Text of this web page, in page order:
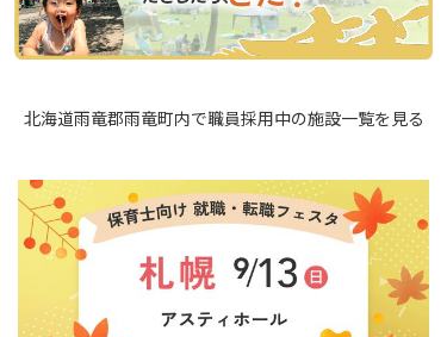
北海道雨竜郡雨竜町内で職員採用中の施設一覧を見る